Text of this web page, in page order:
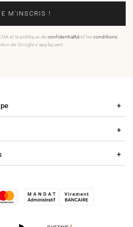
M'INSCRIS !
et la politique de confidentialitéet lesconditions
de Google s'appliquent.